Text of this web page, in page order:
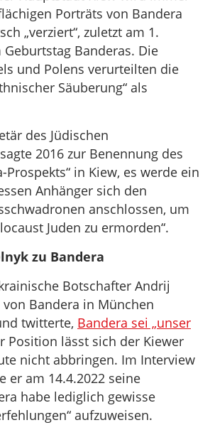
Porträts von Bandera
„verziert“, zuletzt am 1.
Geburtstag Banderas. Die
und Polens verurteilten die
Säuberung“ als
des Jüdischen
2016 zur Benennung des
Prospekts“ in Kiew, es werde ein
Anhänger sich den
anschlossen, um
Juden zu ermorden“.
zu Bandera
Botschafter Andrij
Bandera in München
twitterte, Bandera sei „unser
Position lässt sich der Kiewer
nicht abbringen. Im Interview
er am 14.4.2022 seine
habe lediglich gewisse
aufzuweisen.